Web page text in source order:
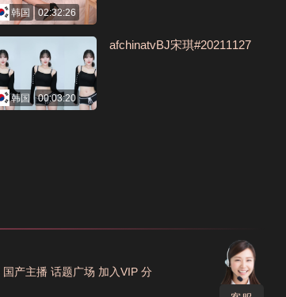
韩国 02:32:26
韩国 00:03:20
afchinatvBJ宋琪#20211127
国产主播 话题广场 加入VIP 分